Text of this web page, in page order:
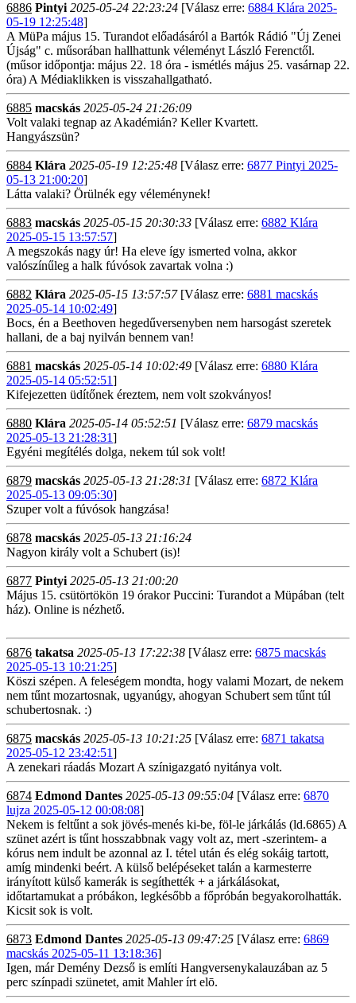
6886 Pintyi 2025-05-24 22:23:24 [Válasz erre: 6884 Klára 2025-
05-19 12:25:48]
A MüPa május 15. Turandot előadásáról a Bartók Rádió "Új Zenei
Újság" c. műsorában hallhattunk véleményt László Ferenctől.
(műsor időpontja: május 22. 18 óra - ismétlés május 25. vasárnap 22.
óra) A Médiaklikken is visszahallgatható.
6885 macskás 2025-05-24 21:26:09
Volt valaki tegnap az Akadémián? Keller Kvartett.
Hangyászsün?
6884 Klára 2025-05-19 12:25:48 [Válasz erre: 6877 Pintyi 2025-
05-13 21:00:20]
Látta valaki? Örülnék egy véleménynek!
6883 macskás 2025-05-15 20:30:33 [Válasz erre: 6882 Klára
2025-05-15 13:57:57]
A megszokás nagy úr! Ha eleve így ismerted volna, akkor
valószínűleg a halk fúvósok zavartak volna :)
6882 Klára 2025-05-15 13:57:57[Válasz erre: 6881 macskás
2025-05-14 10:02:49]
Bocs, én a Beethoven hegedűversenyben nem harsogást szeretek
hallani, de a baj nyilván bennem van!
6881 macskás 2025-05-14 10:02:49 [Válasz erre: 6880 Klára
2025-05-14 05:52:51]
Kifejezetten üdítőnek éreztem, nem volt szokványos!
6880 Klára 2025-05-14 05:52:51 [Válasz erre: 6879 macskás
2025-05-13 21:28:31]
Egyéni megítélés dolga, nekem túl sok volt!
6879 macskás 2025-05-13 21:28:31 [Válasz erre: 6872 Klára
2025-05-13 09:05:30]
Szuper volt a fúvósok hangzása!
6878 macskás 2025-05-13 21:16:24
Nagyon király volt a Schubert (is)!
6877 Pintyi 2025-05-13 21:00:20
Május 15. csütörtökön 19 órakor Puccini: Turandot a Müpában (telt
ház). Online is nézhető.
6876 takatsa 2025-05-13 17:22:38 [Válasz erre: 6875 macskás
2025-05-13 10:21:25]
Köszi szépen. A feleségem mondta, hogy valami Mozart, de nekem
nem tűnt mozartosnak, ugyanúgy, ahogyan Schubert sem tűnt túl
schubertosnak. :)
6875 macskás 2025-05-13 10:21:25 [Válasz erre: 6871 takatsa
2025-05-12 23:42:51]
A zenekari ráadás Mozart A színigazgató nyitánya volt.
6874 Edmond Dantes 2025-05-13 09:55:04 [Válasz erre: 6870
lujza 2025-05-12 00:08:08]
Nekem is feltűnt a sok jövés-menés ki-be, föl-le járkálás (ld.6865) A
szünet azért is tűnt hosszabbnak vagy volt az, mert -szerintem- a
kórus nem indult be azonnal az I. tétel után és elég sokáig tartott,
amíg mindenki beért. A külső belépéseket talán a karmesterre
irányított külső kamerák is segíthették + a járkálásokat,
időtartamukat a próbákon, legkésőbb a főpróbán begyakorolhatták.
Kicsit sok is volt.
6873 Edmond Dantes 2025-05-13 09:47:25 [Válasz erre: 6869
macskás 2025-05-11 13:18:36]
Igen, már Demény Dezső is említi Hangversenykalauzában az 5
perc színpadi szünetet, amit Mahler írt elō.